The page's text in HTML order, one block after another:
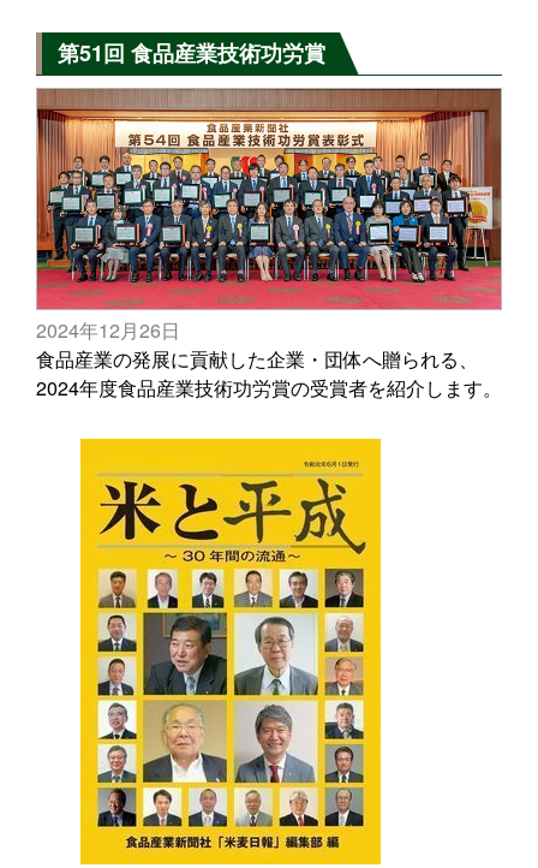
第51回 食品産業技術功労賞
2024年12月26日
食品産業の発展に貢献した企業・団体へ贈られる、
2024年度食品産業技術功労賞の受賞者を紹介します。